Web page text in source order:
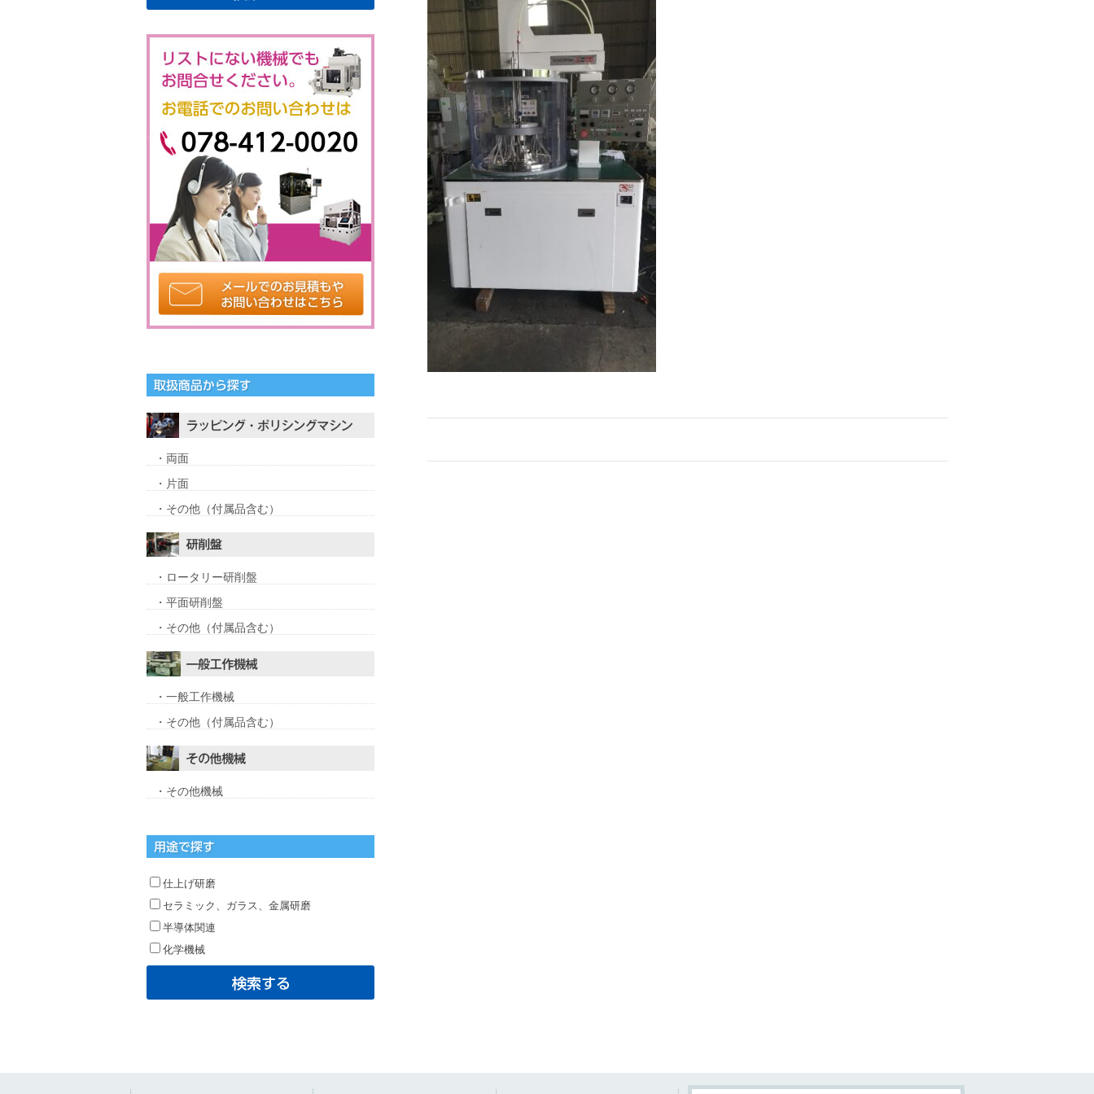
・両面
・片面
・その他（付属品含む）
・ロータリー研削盤
・平面研削盤
・その他（付属品含む）
・一般工作機械
・その他（付属品含む）
・その他機械
仕上げ研磨
セラミック、ガラス、金属研磨
半導体関連
化学機械